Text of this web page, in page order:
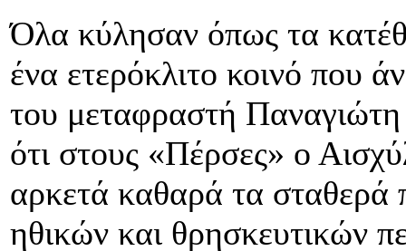
Όλα κύλησαν όπως τα
ένα ετερόκλιτο κοινό που
του μεταφραστή
ότι στους «Πέρσες» ο
αρκετά καθαρά τα σταθερά
ηθικών και θρησκευτικών